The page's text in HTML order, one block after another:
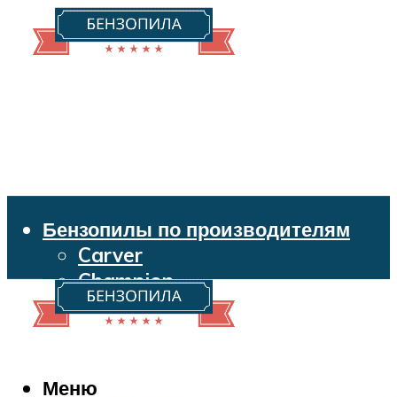
Бензопилы по производителям
Carver
Champion
Echo
Husqvarna
Makita
Меню